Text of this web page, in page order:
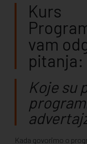
Kurs
vam
pitanja:
Koje su
Kada govorimo o